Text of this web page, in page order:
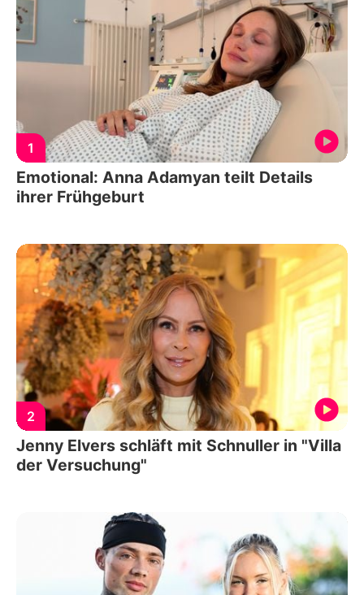
1
Emotional: Anna Adamyan teilt Details
ihrer Frühgeburt
2
Jenny Elvers schläft mit Schnuller in "Villa
der Versuchung"